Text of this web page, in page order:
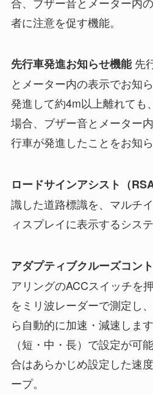
者に注意を促す機能。
先行車発進お知らせ機能先
とメーター内の表示でお知
発進して約4m以上離れても
場合、ブザー音とメーター
行車が発進したことをお知ら
ロードサインアシスト（
識した道路標識を、マルチ
ィスプレイに表示するシステ
アダプティブクルーズコン
アリングのACCスイッチを
をミリ波レーダーで測定し
ら自動的に加速・減速しま
（短・中・長）で設定が可
合はあらかじめ設定した速
ープ。